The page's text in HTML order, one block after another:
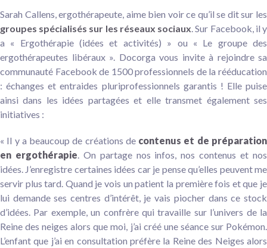
Sarah Callens, ergothérapeute, aime bien voir ce qu’il se dit sur les
groupes spécialisés sur les réseaux sociaux . Sur Facebook, il y
a « Ergothérapie (idées et activités) » ou « Le groupe des
ergothérapeutes libéraux ». Docorga vous invite à rejoindre sa
communauté Facebook de 1500 professionnels de la rééducation
: échanges et entraides pluriprofessionnels garantis ! Elle puise
ainsi dans les idées partagées et elle transmet également ses
initiatives :
« Il y a beaucoup de créations de contenus et de préparation
en ergothérapie . On partage nos infos, nos contenus et nos
idées. J’enregistre certaines idées car je pense qu’elles peuvent me
servir plus tard. Quand je vois un patient la première fois et que je
lui demande ses centres d’intérêt, je vais piocher dans ce stock
d’idées. Par exemple, un confrère qui travaille sur l’univers de la
Reine des neiges alors que moi, j’ai créé une séance sur Pokémon.
L’enfant que j’ai en consultation préfère la Reine des Neiges alors